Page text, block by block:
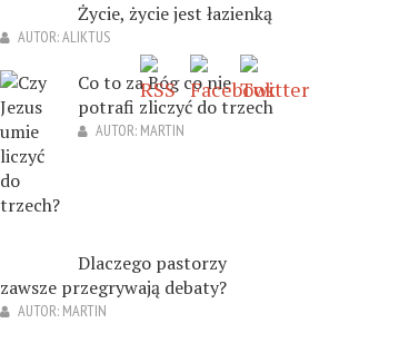
Życie, życie jest łazienką
AUTOR:ALIKTUS
Co to za Bóg co nie
potrafi zliczyć do trzech
AUTOR: MARTIN
Dlaczego pastorzy
zawsze przegrywają debaty?
AUTOR: MARTIN